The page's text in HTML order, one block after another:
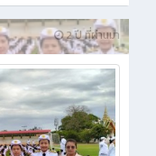
2 ปี ที่ผ่านมา